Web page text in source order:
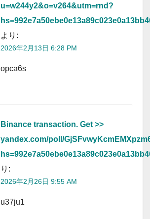
u=w244y2&o=v264&utm=rnd?
より:
2026年2月13日 6:28 PM
opca6s
Binance transaction. Get >>
yandex.com/poll/
り:
2026年2月26日 9:55 AM
u37ju1